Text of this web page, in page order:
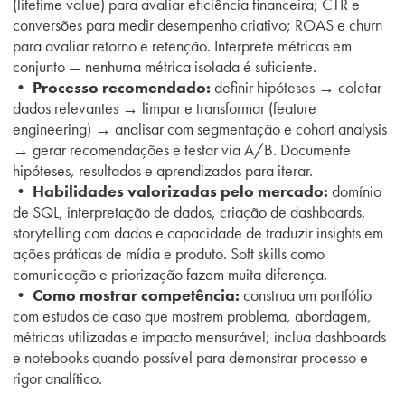
conversões para medir desempenho criativo; ROAS e churn
para avaliar retorno e retenção. Interprete métricas em
conjunto — nenhuma métrica isolada é suficiente.
• Processo recomendado: definir hipóteses → coletar
dados relevantes → limpar e transformar (feature
engineering) → analisar com segmentação e cohort analysis
→ gerar recomendações e testar via A/B. Documente
hipóteses, resultados e aprendizados para iterar.
• Habilidades valorizadas pelo mercado: domínio
de SQL, interpretação de dados, criação de dashboards,
storytelling com dados e capacidade de traduzir insights em
ações práticas de mídia e produto. Soft skills como
comunicação e priorização fazem muita diferença.
• Como mostrar competência: construa um portfólio
com estudos de caso que mostrem problema, abordagem,
métricas utilizadas e impacto mensurável; inclua dashboards
e notebooks quando possível para demonstrar processo e
rigor analítico.